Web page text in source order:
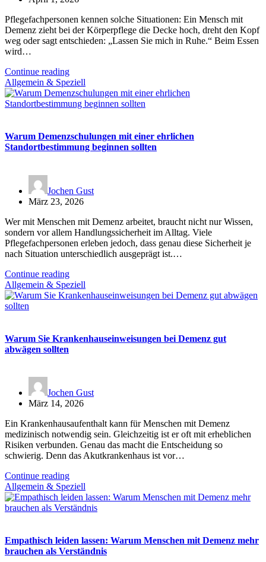
Pflegefachpersonen kennen solche Situationen: Ein Mensch mit
Demenz zieht bei der Körperpflege die Decke hoch, dreht den Kopf
weg oder sagt entschieden: „Lassen Sie mich in Ruhe.“ Beim Essen
wird…
Continue reading
Allgemein & Speziell
Warum Demenzschulungen mit einer ehrlichen
Standortbestimmung beginnen sollten
Jochen Gust
März 23, 2026
Wer mit Menschen mit Demenz arbeitet, braucht nicht nur Wissen,
sondern vor allem Handlungssicherheit im Alltag. Viele
Pflegefachpersonen erleben jedoch, dass genau diese Sicherheit je
nach Situation unterschiedlich ausgeprägt ist.…
Continue reading
Allgemein & Speziell
Warum Sie Krankenhauseinweisungen bei Demenz gut
abwägen sollten
Jochen Gust
März 14, 2026
Ein Krankenhausaufenthalt kann für Menschen mit Demenz
medizinisch notwendig sein. Gleichzeitig ist er oft mit erheblichen
Risiken verbunden. Genau das macht die Entscheidung so
schwierig. Denn das Akutkrankenhaus ist vor…
Continue reading
Allgemein & Speziell
Empathisch leiden lassen: Warum Menschen mit Demenz mehr
brauchen als Verständnis